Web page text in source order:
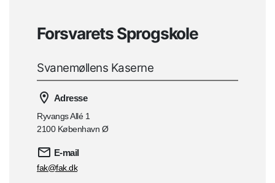
Forsvarets Sprogskole
Svanemøllens Kaserne
Adresse
Ryvangs Allé 1
2100 København Ø
E-mail
fak@fak.dk